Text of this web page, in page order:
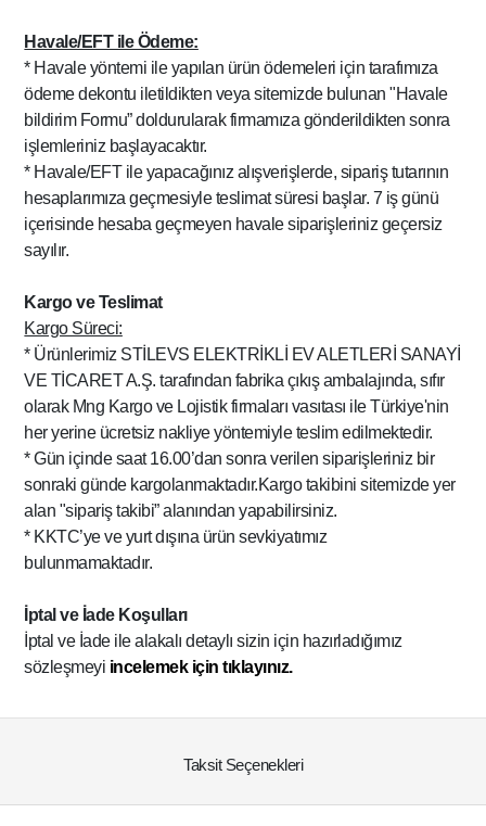
Havale/EFT ile Ödeme:
* Havale yöntemi ile yapılan ürün ödemeleri için tarafımıza
ödeme dekontu iletildikten veya sitemizde bulunan "Havale
bildirim Formu” doldurularak firmamıza gönderildikten sonra
işlemleriniz başlayacaktır.
* Havale/EFT ile yapacağınız alışverişlerde, sipariş tutarının
hesaplarımıza geçmesiyle teslimat süresi başlar. 7 iş günü
içerisinde hesaba geçmeyen havale siparişleriniz geçersiz
sayılır.
Kargo ve Teslimat
Kargo Süreci:
* Ürünlerimiz STİLEVS ELEKTRİKLİ EV ALETLERİ SANAYİ
VE TİCARET A.Ş. tarafından fabrika çıkış ambalajında, sıfır
olarak Mng Kargo ve Lojistik firmaları vasıtası ile Türkiye'nin
her yerine ücretsiz nakliye yöntemiyle teslim edilmektedir.
* Gün içinde saat 16.00’dan sonra verilen siparişleriniz bir
sonraki günde kargolanmaktadır.Kargo takibini sitemizde yer
alan "sipariş takibi” alanından yapabilirsiniz.
* KKTC’ye ve yurt dışına ürün sevkiyatımız
bulunmamaktadır.
İptal ve İade Koşulları
İptal ve İade ile alakalı detaylı sizin için hazırladığımız
sözleşmeyi incelemek için tıklayınız.
Taksit Seçenekleri